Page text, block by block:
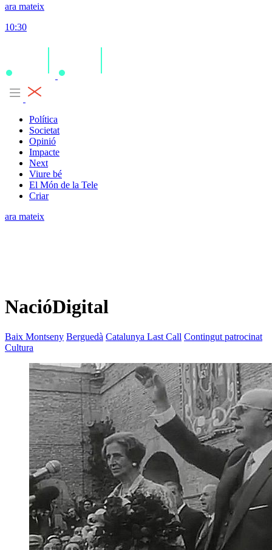
ara mateix
10:30
Política
Societat
Opinió
Impacte
Next
Viure bé
El Món de la Tele
Criar
ara mateix
NacióDigital
Baix Montseny Berguedà Catalunya Last Call Contingut patrocinat
Cultura